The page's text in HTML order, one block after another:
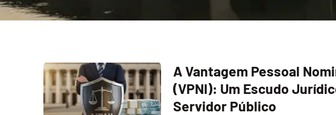
A Vantagem Pessoal
(VPNI): Um Escudo
Servidor Público